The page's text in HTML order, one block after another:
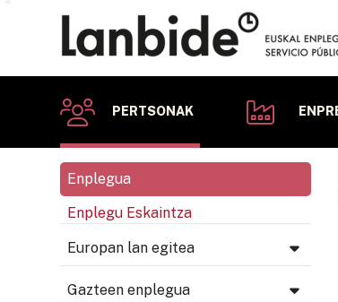
PERTSONAK
Enplegua
Enplegu Eskaintza
Europan lan egitea
Gazteen enplegua